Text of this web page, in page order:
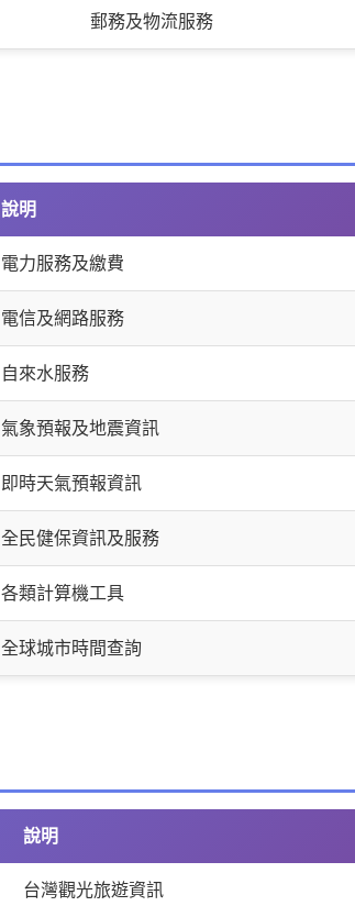
郵務及物流服務
說明
電力服務及繳費
電信及網路服務
自來水服務
氣象預報及地震資訊
即時天氣預報資訊
全民健保資訊及服務
各類計算機工具
全球城市時間查詢
說明
台灣觀光旅遊資訊